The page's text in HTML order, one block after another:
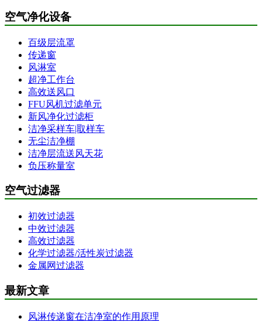
空气净化设备
百级层流罩
传递窗
风淋室
超净工作台
高效送风口
FFU风机过滤单元
新风净化过滤柜
洁净采样车|取样车
无尘洁净棚
洁净层流送风天花
负压称量室
空气过滤器
初效过滤器
中效过滤器
高效过滤器
化学过滤器/活性炭过滤器
金属网过滤器
最新文章
风淋传递窗在洁净室的作用原理